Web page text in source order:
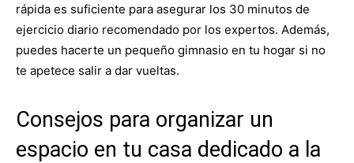
rápida es suficiente para asegurar los 30 minutos de
ejercicio diario recomendado por los expertos. Además,
puedes hacerte un pequeño gimnasio en tu hogar si no
te apetece salir a dar vueltas.
Consejos para organizar un
espacio en tu casa dedicado a la